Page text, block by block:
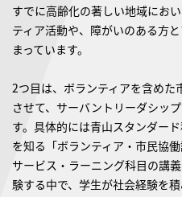
すでに高齢化の著しい地域にお
ティア活動や、障がいのある方
まっています。
2つ目は、ボランティアを含めた
させて、サーバントリーダシッ
す。具体的には青山スタンダー
を知る「ボランティア・市民協
サービス・ラーニング科目の講
験する中で、学生が社会経験を